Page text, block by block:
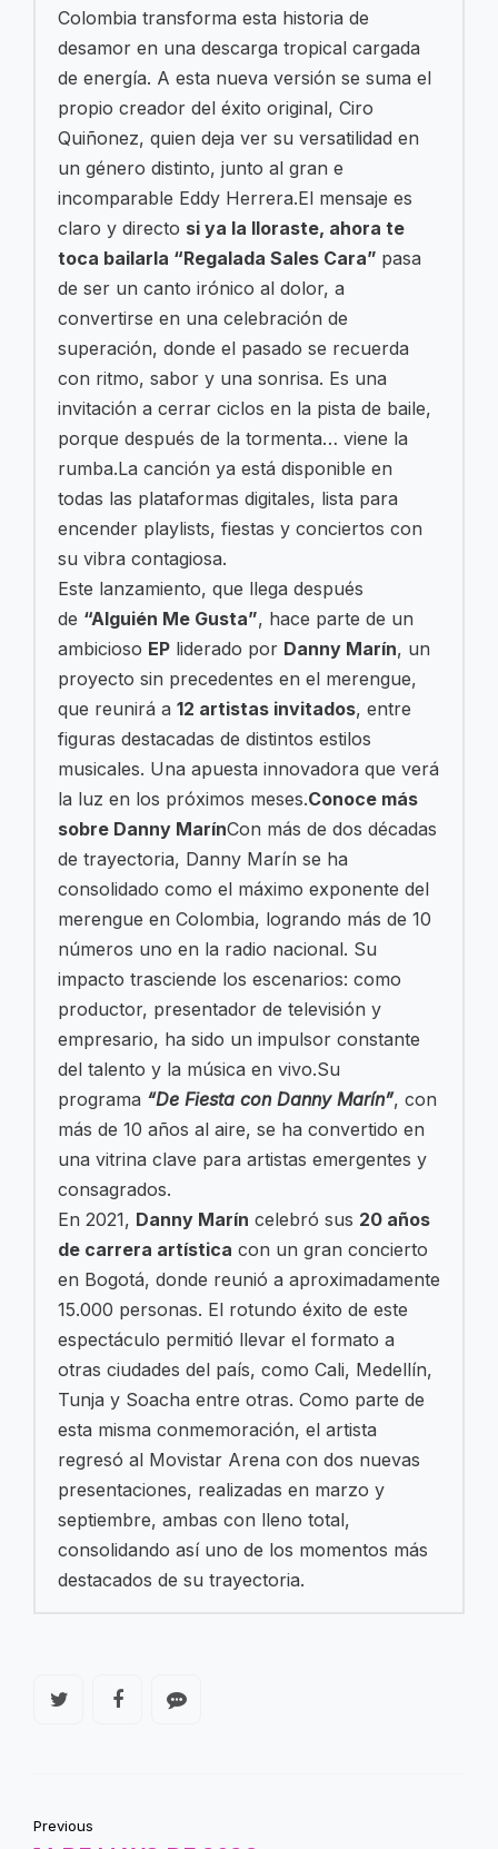
Colombia transforma esta historia de
desamor en una descarga tropical cargada
de energía. A esta nueva versión se suma el
propio creador del éxito original, Ciro
Quiñonez, quien deja ver su versatilidad en
un género distinto, junto al gran e
incomparable Eddy Herrera.El mensaje es
claro y directo si ya la lloraste, ahora te
toca bailarla “Regalada Sales Cara” pasa
de ser un canto irónico al dolor, a
convertirse en una celebración de
superación, donde el pasado se recuerda
con ritmo, sabor y una sonrisa. Es una
invitación a cerrar ciclos en la pista de baile,
porque después de la tormenta… viene la
rumba.La canción ya está disponible en
todas las plataformas digitales, lista para
encender playlists, fiestas y conciertos con
su vibra contagiosa.
Este lanzamiento, que llega después
de “Alguién Me Gusta”, hace parte de un
ambicioso EP liderado por Danny Marín, un
proyecto sin precedentes en el merengue,
que reunirá a 12 artistas invitados, entre
figuras destacadas de distintos estilos
musicales. Una apuesta innovadora que verá
la luz en los próximos meses.Conoce más
sobre Danny MarínCon más de dos décadas
de trayectoria, Danny Marín se ha
consolidado como el máximo exponente del
merengue en Colombia, logrando más de 10
números uno en la radio nacional. Su
impacto trasciende los escenarios: como
productor, presentador de televisión y
empresario, ha sido un impulsor constante
del talento y la música en vivo.Su
programa “De Fiesta con Danny Marín”, con
más de 10 años al aire, se ha convertido en
una vitrina clave para artistas emergentes y
consagrados.
En 2021, Danny Marín celebró sus 20 años
de carrera artística con un gran concierto
en Bogotá, donde reunió a aproximadamente
15.000 personas. El rotundo éxito de este
espectáculo permitió llevar el formato a
otras ciudades del país, como Cali, Medellín,
Tunja y Soacha entre otras. Como parte de
esta misma conmemoración, el artista
regresó al Movistar Arena con dos nuevas
presentaciones, realizadas en marzo y
septiembre, ambas con lleno total,
consolidando así uno de los momentos más
destacados de su trayectoria.
Previous